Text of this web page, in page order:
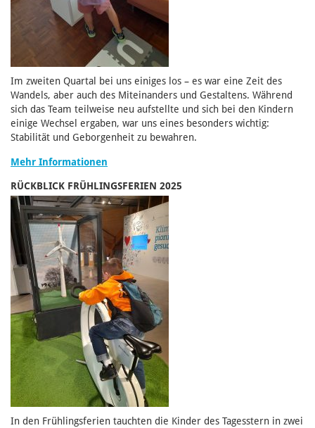
Im zweiten Quartal bei uns einiges los – es war eine Zeit des
Wandels, aber auch des Miteinanders und Gestaltens. Während
sich das Team teilweise neu aufstellte und sich bei den Kindern
einige Wechsel ergaben, war uns eines besonders wichtig:
Stabilität und Geborgenheit zu bewahren.
Mehr Informationen
RÜCKBLICK FRÜHLINGSFERIEN 2025
In den Frühlingsferien tauchten die Kinder des Tagesstern in zwei